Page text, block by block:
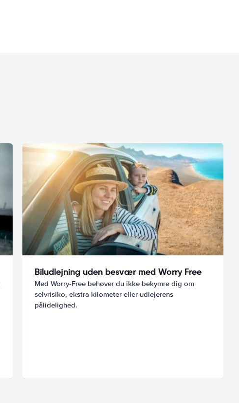
Biludlejning uden besvær med Worry Free
Med Worry-Free behøver du ikke bekymre dig om
selvrisiko, ekstra kilometer eller udlejerens
pålidelighed.